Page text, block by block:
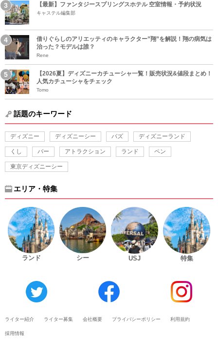
【最新】ファンタジースプリングスホテル 空室情報・予約状況
キャステル編集部
借りぐらしのアリエッティのキャラクター”翔”を解説！翔の病気は
治った？モデルは誰？
Rene
【2026夏】ディズニーカチューシャ一覧！販売状況&値段まとめ！
人気カチューシャをチェック
Tomo
話題のキーワード
ディズニー ディズニーシー バズ ディズニーランド
くし バー アトラクション ランド ペン
東京ディズニーシー
エリア・特集
ランド シー USJ 特集
ライター紹介 ライター募集 会社概要 プライバシーポリシー 利用規約
採用情報